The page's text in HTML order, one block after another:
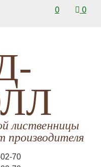
0 0
лиственницы
производителя
70